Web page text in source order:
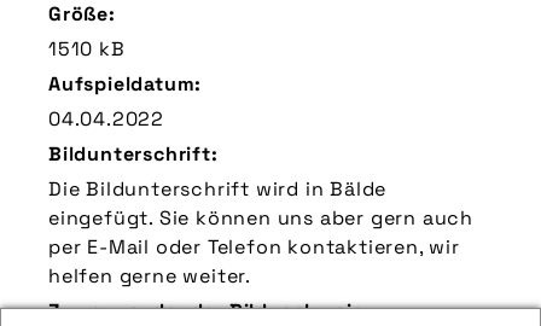
Größe:
1510 kB
Aufspieldatum:
04.04.2022
Bildunterschrift:
Die Bildunterschrift wird in Bälde
eingefügt. Sie können uns aber gern auch
per E-Mail oder Telefon kontaktieren, wir
helfen gerne weiter.
Zu verwendender Bildnachweis: